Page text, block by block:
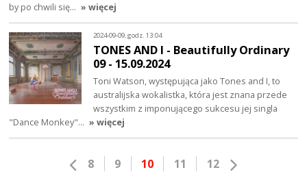
by po chwili się… » więcej
2024-09-09, godz. 13:04
TONES AND I - Beautifully Ordinary
09 - 15.09.2024
Toni Watson, występująca jako Tones and I, to
australijska wokalistka, która jest znana przede
wszystkim z imponującego sukcesu jej singla
"Dance Monkey"… » więcej
8 9 10 11 12